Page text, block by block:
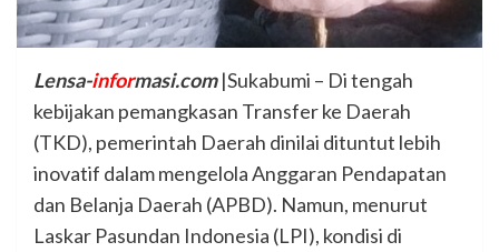
Lensa-informasi.com|Sukabumi – Di tengah
kebijakan pemangkasan Transfer ke Daerah
(TKD), pemerintah Daerah dinilai dituntut lebih
inovatif dalam mengelola Anggaran Pendapatan
dan Belanja Daerah (APBD). Namun, menurut
Laskar Pasundan Indonesia (LPI), kondisi di